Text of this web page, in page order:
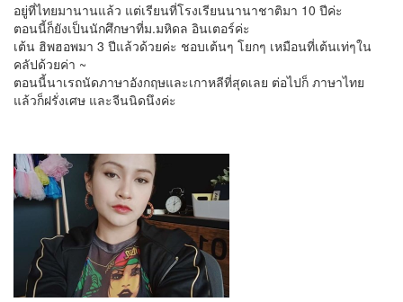
อยู่ที่ไทยมานานแล้ว แต่เรียนที่โรงเรียนนานาชาติมา 10 ปีค่ะ
ตอนนี้ก็ยังเป็นนักศึกษาที่ม.มหิดล อินเตอร์ค่ะ
เต้น ฮิพฮอพมา 3 ปีแล้วด้วยค่ะ ชอบเต้นๆ โยกๆ เหมือนที่เต้นเท่ๆใน
คลัปด้วยค่า ~
ตอนนี้นาเรถนัดภาษาอังกฤษและเกาหลีที่สุดเลย ต่อไปก็ ภาษาไทย
แล้วก็ฝรั่งเศษ และจีนนิดนึงค่ะ